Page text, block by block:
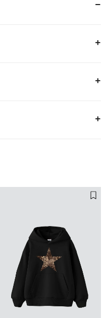
Leopar Starz Baskılı Oversize
Unisex Premium Siyah Hoodie
1.199,90 TL